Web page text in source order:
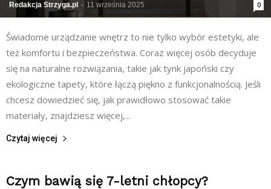
Redakcja Strzyga.pl - 11 września 2025 0
Świadome urządzanie wnętrz to nie tylko wybór estetyki, ale
też komfortu i bezpieczeństwa. Coraz więcej osób decyduje
się na naturalne rozwiązania, takie jak tynk japoński czy
ekologiczne tapety, które łączą piękno z funkcjonalnością. Jeśli
chcesz dowiedzieć się, jak prawidłowo stosować takie
materiały, znajdziesz więcej,...
Czytaj więcej
Czym bawią się 7-letni chłopcy?